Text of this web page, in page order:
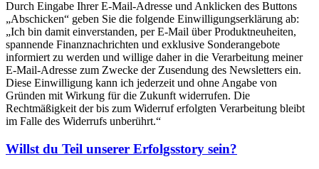
Durch Eingabe Ihrer E-Mail-Adresse und Anklicken des Buttons
„Abschicken“ geben Sie die folgende Einwilligungserklärung ab:
„Ich bin damit einverstanden, per E-Mail über Produktneuheiten,
spannende Finanznachrichten und exklusive Sonderangebote
informiert zu werden und willige daher in die Verarbeitung meiner
E-Mail-Adresse zum Zwecke der Zusendung des Newsletters ein.
Diese Einwilligung kann ich jederzeit und ohne Angabe von
Gründen mit Wirkung für die Zukunft widerrufen. Die
Rechtmäßigkeit der bis zum Widerruf erfolgten Verarbeitung bleibt
im Falle des Widerrufs unberührt.“
Willst du Teil unserer Erfolgsstory sein?